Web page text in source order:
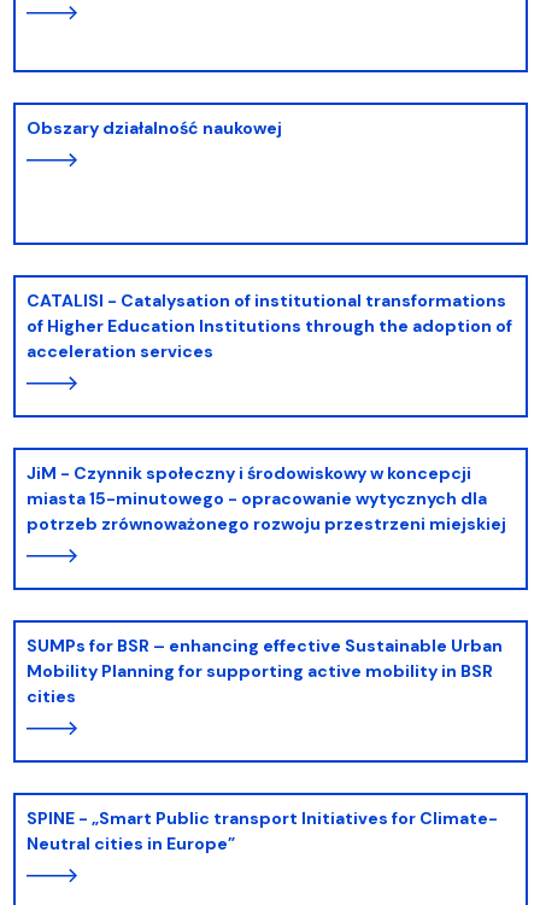
Obszary działalność naukowej
CATALISI - Catalysation of institutional transformations
of Higher Education Institutions through the adoption of
acceleration services
JiM - Czynnik społeczny i środowiskowy w koncepcji
miasta 15-minutowego - opracowanie wytycznych dla
potrzeb zrównoważonego rozwoju przestrzeni miejskiej
SUMPs for BSR – enhancing effective Sustainable Urban
Mobility Planning for supporting active mobility in BSR
cities
SPINE - „Smart Public transport Initiatives for Climate-
Neutral cities in Europe”